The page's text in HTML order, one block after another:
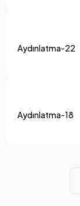
Aydınlatma-22
Aydınlatma-18